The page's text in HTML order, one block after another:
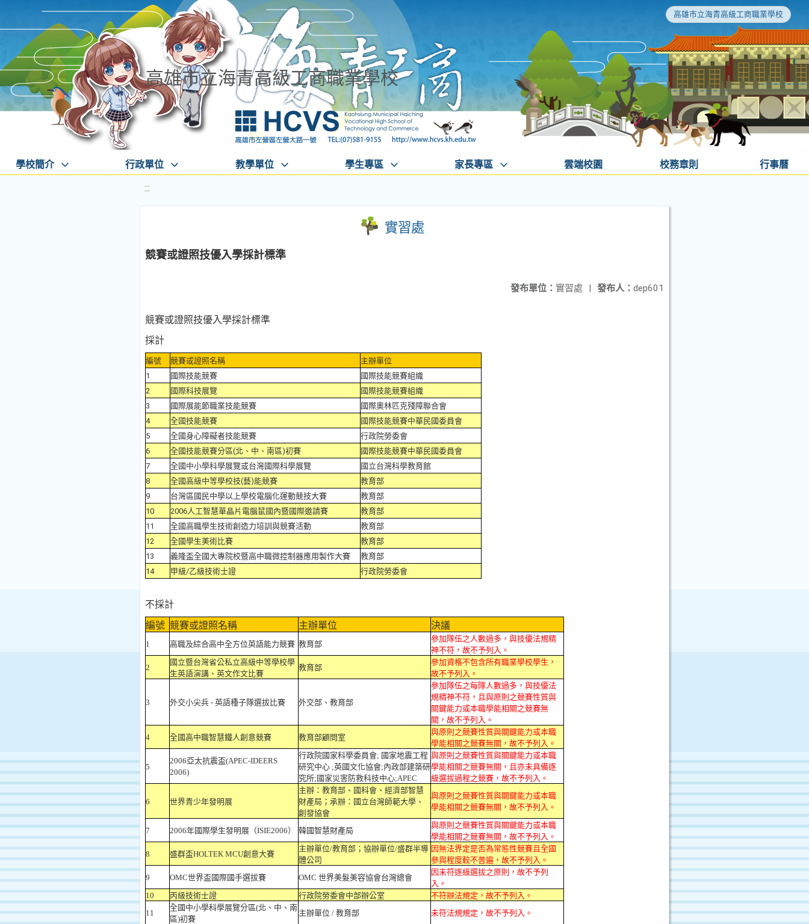
高雄市立海青高級工商職業學校
高雄市立海青高級工商職業學校
學校簡介 行政單位 教學單位 學生專區 家長專區 雲端校園 校務章則 行事曆
:::
實習處
競賽或證照技優入學採計標準
發布人： dep601
發布單位： 實習處 |
競賽或證照技優入學採計標準
採計
編號 競賽或證照名稱
主辦單位
1
國際技能競賽
國際技能競賽組織
2
國際科技展覽
國際技能競賽組織
3
國際展能節職業技能競賽
國際奧林匹克殘障聯合會
4
全國技能競賽
國際技能競賽中華民國委員會
5
全國身心障礙者技能競賽
行政院勞委會
6
全國技能競賽分區(北、中、南區)初賽
國際技能競賽中華民國委員會
7
全國中小學科學展覽或台灣國際科學展覽
國立台灣科學教育館
8
全國高級中等學校技(藝)能競賽
教育部
9
台灣區國民中學以上學校電腦化運動競技大賽
教育部
10
2006人工智慧單晶片電腦鼠國內暨國際邀請賽
教育部
11
全國高職學生技術創造力培訓與競賽活動
教育部
12
全國學生美術比賽
教育部
13
義隆盃全國大專院校暨高中職微控制器應用製作大賽
教育部
14
甲級/乙級技術士證 行政院勞委會
不採計
編號 競賽或證照名稱 主辦單位 決議
1 高職及綜合高中全方位英語能力競賽 教育部
參加隊伍之人數過多，與技優法規精
神不符，故不予列入。
2
國立暨台灣省公私立高級中等學校學
生英語演講、英文作文比賽
教育部
參加資格不包含所有職業學校學生，
故不予列入。
3 外交小尖兵 - 英語種子隊選拔比賽 外交部、教育部
參加隊伍之每隊人數過多，與技優法
規精神不符，且與原則之競賽性質與
關鍵能力或本職學能相關之競賽無
關，故不予列入。
4
全國高中職智慧鐵人創意競賽 教育部顧問室
與原則之競賽性質與關鍵能力或本職
學能相關之競賽無關，故不予列入。
5
2006亞太抗震盃(APEC-IDEERS
2006)
行政院國家科學委員會; 國家地震工程
研究中心 ;英國文化協會;內政部建築研
究所;國家災害防救科技中心;APEC
與原則之競賽性質與關鍵能力或本職
學能相關之競賽無關，且亦未具備逐
級選拔過程之競賽，故不予列入。
6 世界青少年發明展
主辦：教育部、國科會、經濟部智慧
財產局；承辦：國立台灣師範大學、
創發協會
與原則之競賽性質與關鍵能力或本職
學能相關之競賽無關，故不予列入。
7 2006年國際學生發明展（ISIE2006） 韓國智慧財產局
與原則之競賽性質與關鍵能力或本職
學能相關之競賽無關，故不予列入。
8
盛群盃HOLTEK MCU創意大賽
主辦單位/教育部；協辦單位/盛群半導
體公司
因無法界定是否為常態性競賽且全國
參與程度較不普遍，故不予列入。
9
OMC世界盃國際國手選拔賽 OMC 世界美髮美容協會台灣總會
因未符逐級選拔之原則，故不予列
入。
10
丙級技術士證 行政院勞委會中部辦公室
不符辦法規定，故不予列入。
11
全國中小學科學展覽分區(北、中、南
區)初賽
主辦單位 / 教育部 未符法規規定，故不予列入。